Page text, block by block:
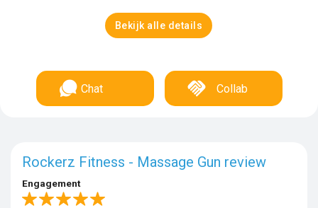
Bekijk alle details
Chat Collab
Rockerz Fitness - Massage Gun review
Engagement